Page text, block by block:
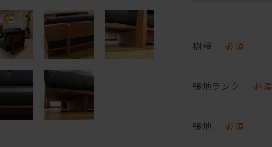
樹種 必須
張地ランク 必須
張地 必須